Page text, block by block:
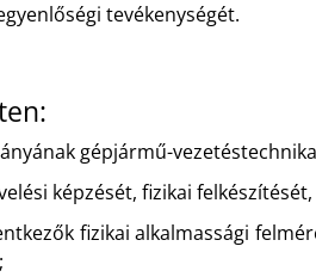
tevékenységét.
gépjármű-
képzését, fizikai
fizikai alkalmassági